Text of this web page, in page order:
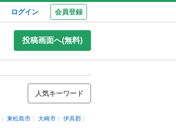
ログイン 会員登録
投稿画面へ(無料)
人気キーワード
東松島市 大崎市
伊具郡